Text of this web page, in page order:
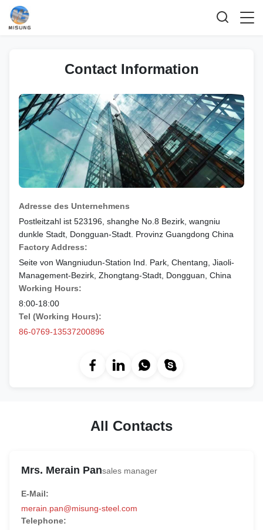
Contact Information
Adresse des Unternehmens
Postleitzahl ist 523196, shanghe No.8 Bezirk, wangniu
dunkle Stadt, Dongguan-Stadt. Provinz Guangdong China
Factory Address:
Seite von Wangniudun-Station Ind. Park, Chentang, Jiaoli-
Management-Bezirk, Zhongtang-Stadt, Dongguan, China
Working Hours:
8:00-18:00
Tel (Working Hours):
86-0769-13537200896
All Contacts
Mrs. Merain Pansales manager
E-Mail:
merain.pan@misung-steel.com
Telephone: